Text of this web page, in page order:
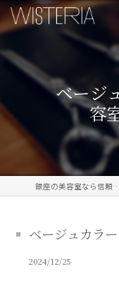
ベージ
容
銀座の美容室なら信頼のWISTERIA
ベージュカラ
2024/12/25